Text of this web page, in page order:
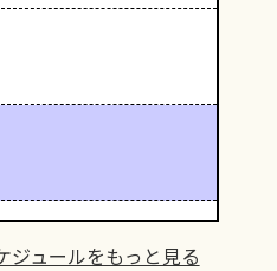
ジュールをもっと見る